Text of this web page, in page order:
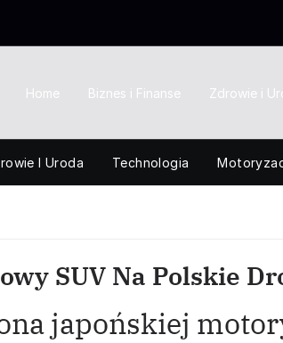
Home Biznes i Finanse Zdrowie i
I Uroda Technologia
SUV Na Polskie
japońskiej